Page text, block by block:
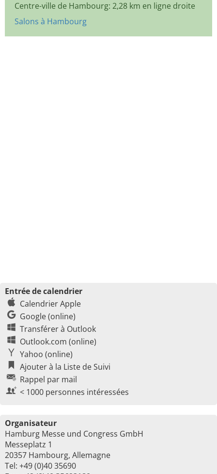
Centre-ville de Hambourg: 2,28 km en ligne droite
Salons à Hambourg
Entrée de calendrier
Calendrier Apple
Google (online)
Transférer à Outlook
Outlook.com (online)
Yahoo (online)
Ajouter à la Liste de Suivi
Rappel par mail
< 1000 personnes intéressées
Organisateur
Hamburg Messe und Congress GmbH
Messeplatz 1
20357 Hambourg, Allemagne
Tel: +49 (0)40 35690